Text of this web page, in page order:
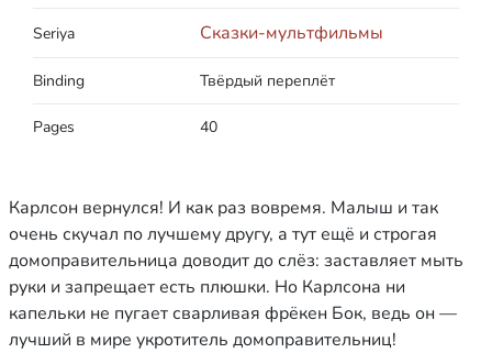
Seriya Сказки-мультфильмы
Binding Твёрдый переплёт
Pages 40
Карлсон вернулся! И как раз вовремя. Малыш и так
очень скучал по лучшему другу, а тут ещё и строгая
домоправительница доводит до слёз: заставляет мыть
руки и запрещает есть плюшки. Но Карлсона ни
капельки не пугает сварливая фрёкен Бок, ведь он —
лучший в мире укротитель домоправительниц!